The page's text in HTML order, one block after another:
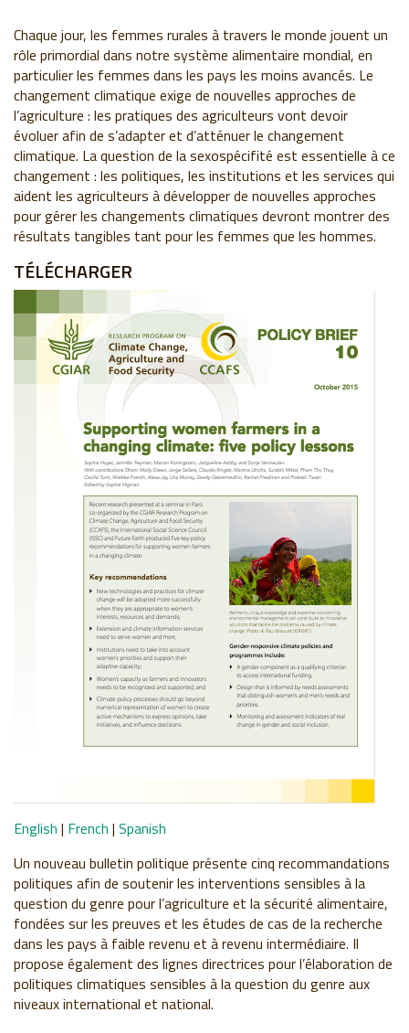
Chaque jour, les femmes rurales à travers le monde jouent un
rôle primordial dans notre système alimentaire mondial, en
particulier les femmes dans les pays les moins avancés. Le
changement climatique exige de nouvelles approches de
l’agriculture : les pratiques des agriculteurs vont devoir
évoluer afin de s’adapter et d’atténuer le changement
climatique. La question de la sexospécifité est essentielle à ce
changement : les politiques, les institutions et les services qui
aident les agriculteurs à développer de nouvelles approches
pour gérer les changements climatiques devront montrer des
résultats tangibles tant pour les femmes que les hommes.
TÉLÉCHARGER
English | French | Spanish
Un nouveau bulletin politique présente cinq recommandations
politiques afin de soutenir les interventions sensibles à la
question du genre pour l’agriculture et la sécurité alimentaire,
fondées sur les preuves et les études de cas de la recherche
dans les pays à faible revenu et à revenu intermédiaire. Il
propose également des lignes directrices pour l’élaboration de
politiques climatiques sensibles à la question du genre aux
niveaux international et national.